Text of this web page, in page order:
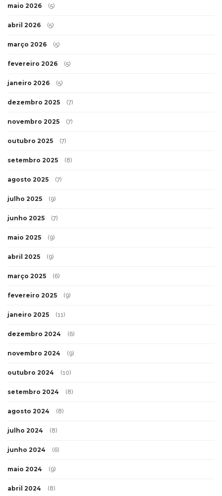
maio 2026 (5)
abril 2026 (5)
março 2026 (5)
fevereiro 2026 (5)
janeiro 2026 (5)
dezembro 2025 (7)
novembro 2025 (7)
outubro 2025 (7)
setembro 2025 (8)
agosto 2025 (7)
julho 2025 (9)
junho 2025 (7)
maio 2025 (9)
abril 2025 (9)
março 2025 (6)
fevereiro 2025 (9)
janeiro 2025 (11)
dezembro 2024 (6)
novembro 2024 (9)
outubro 2024 (10)
setembro 2024 (8)
agosto 2024 (8)
julho 2024 (8)
junho 2024 (6)
maio 2024 (9)
abril 2024 (8)